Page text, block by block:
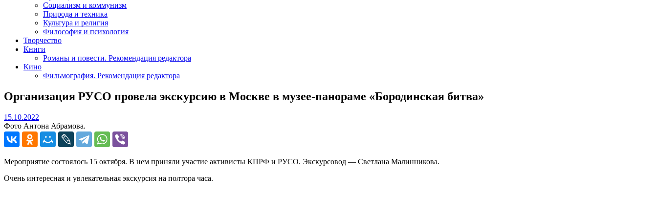
Социализм и коммунизм
Природа и техника
Культура и религия
Философия и психология
Творчество
Книги
Романы и повести. Рекомендация редактора
Кино
Фильмография. Рекомендация редактора
Организация РУСО провела экскурсию в Москве в музее-панораме «Бородинская битва»
15.10.2022
Фото Антона Абрамова.
Мероприятие состоялось 15 октября. В нем приняли участие активисты КПРФ и РУСО. Экскурсовод — Светлана Малинникова.
Очень интересная и увлекательная экскурсия на полтора часа.